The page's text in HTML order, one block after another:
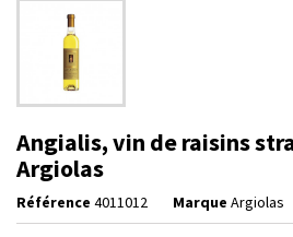
Angialis, vin de raisins
Argiolas
Référence 4011012 Marque Argiolas